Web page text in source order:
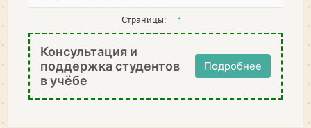
Страницы: 1
Консультация и
поддержка студентов
в учёбе
Подробнее